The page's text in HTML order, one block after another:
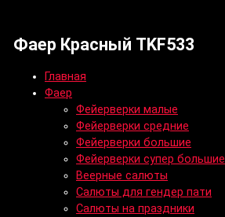
Фаер Красный TKF533
Главная
Фаер
Фейерверки малые
Фейерверки средние
Фейерверки большие
Фейерверки супер большие
Веерные салюты
Салюты для гендер пати
Салюты на праздники